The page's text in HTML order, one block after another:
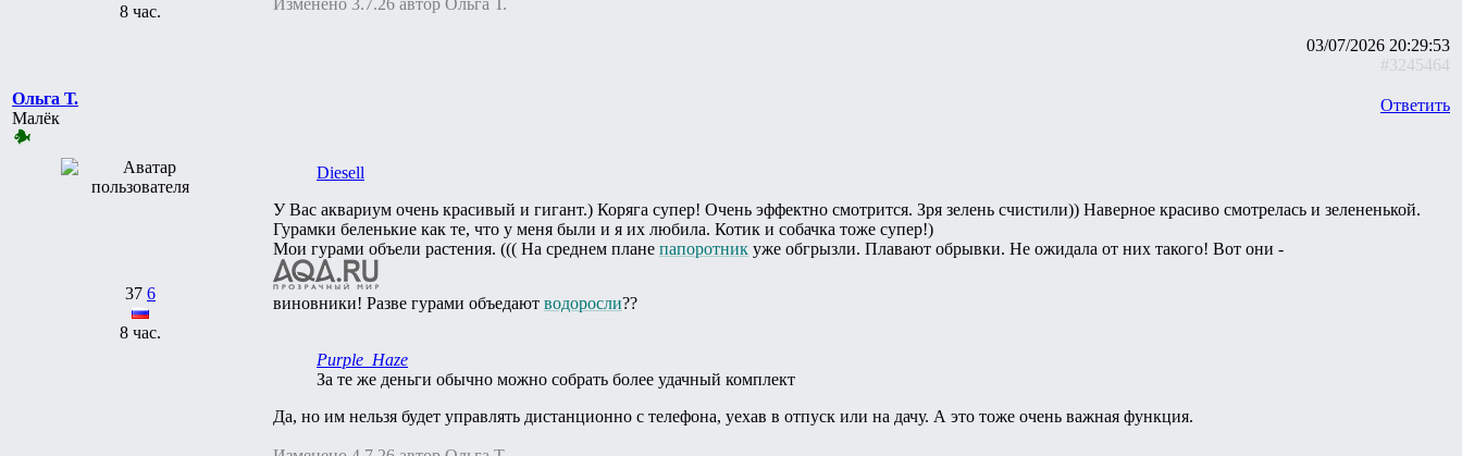
8 час.
03/07/2026 20:29:53
#3245464
Ольга Т.
Малёк
37 6
8 час.
Ответить
Diesell
У Вас аквариум очень красивый и гигант.) Коряга супер! Очень эффектно смотрится. Зря зелень счистили)) Наверное красиво смотрелась и зелененькой.
Гурамки беленькие как те, что у меня были и я их любила. Котик и собачка тоже супер!)
Мои гурами объели растения. ((( На среднем плане папоротник уже обгрызли. Плавают обрывки. Не ожидала от них такого! Вот они -
виновники! Разве гурами объедают водоросли??
Purple_Haze
За те же деньги обычно можно собрать более удачный комплект
Да, но им нельзя будет управлять дистанционно с телефона, уехав в отпуск или на дачу. А это тоже очень важная функция.